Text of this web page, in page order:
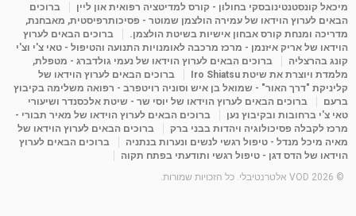
מיכאל קונסטנטינובסקי בחולון - קורס למדיטציה רפואית און ליין
ברוכים
הבאים לערוץ הוידאו של עמירה הולצמן שמוטר - פסיכותרפיסטית, מאבחנת,
מדריכה ומנחת קורס אבחון אישיות בשיטת הולצמן.
ברוכים הבאים לערוץ
הוידאו של אריק איזנמן - מרכז מרכבה לאומנויות התנועה והטיפול - טאי צ'י וצ'י
קונג בהרצליה
ברוכים הבאים לערוץ הוידאו של נעמי גולדברג - מטפלת,
מלמדת ויוצרת את שיטת Iro Shiatsu
ברוכים הבאים לערוץ הוידאו של
קליניקת "דרך האור" - שמואל בן איש וסוניה רויטפרב - רפואה משלימה בקיבוץ
ברעם
ברוכים הבאים לערוץ הוידאו של יוסי שר - שיטת אלכסנדר ושיעורי
טאי צ'י ברחובות ובקיבוץ נען
ברוכים הבאים לערוץ הוידאו של מאיר תבורי -
מרכז לקבלה פסיכולוגיה ויהדות בבני ברק
ברוכים הבאים לערוץ הוידאו של
מאיה מיכל מנדל - טיפול רגשי לנשים ונערות בנתניה
ברוכים הבאים לערוץ
הוידאו של הדס דגן - טיפול רגשי ותודעתי בפתח תקוה
© 2026 VOD אלטרנטיבלי. כל הזכויות שמורות.